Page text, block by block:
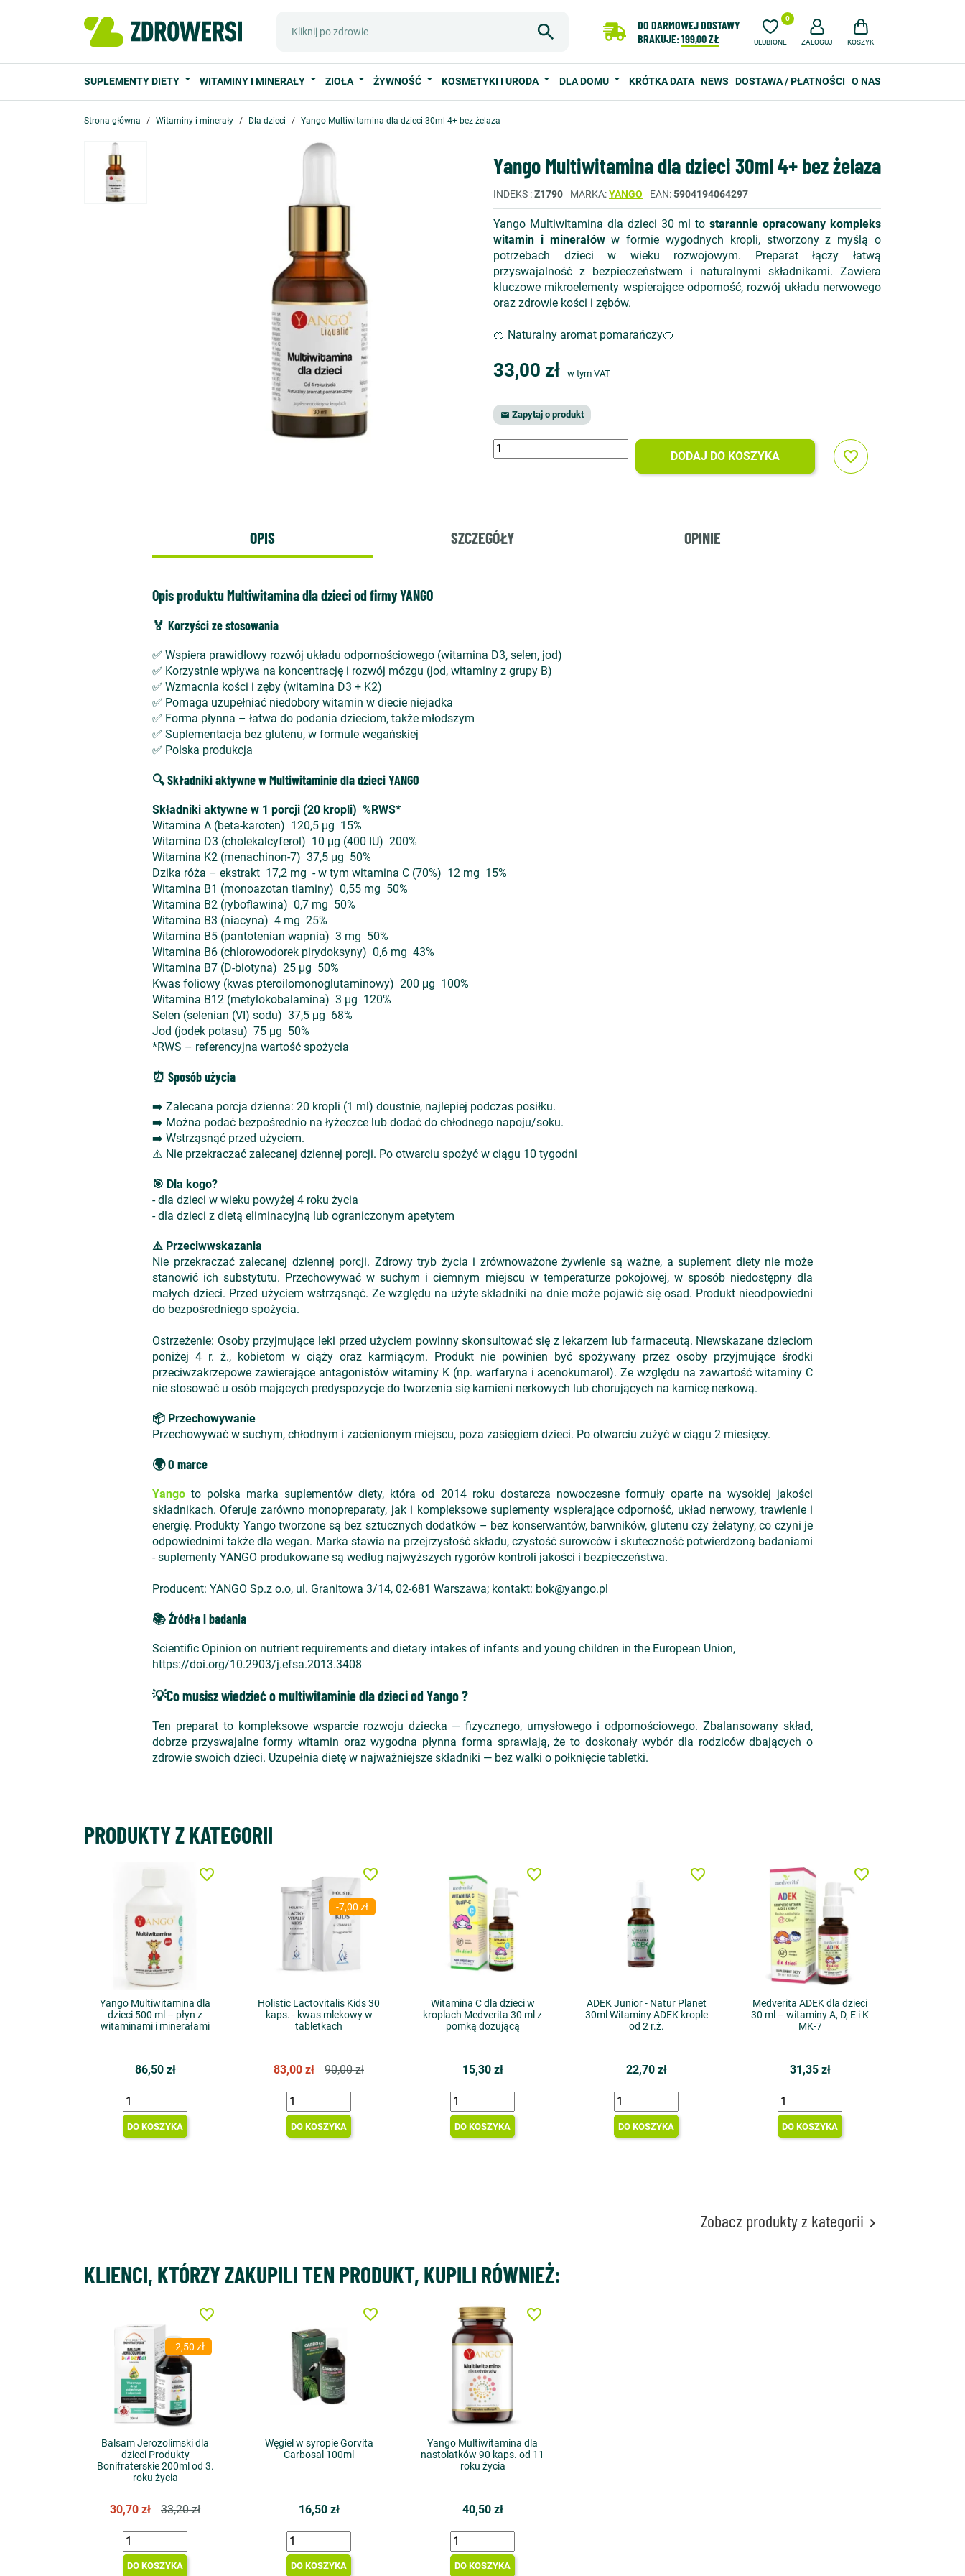
DO DARMOWEJ DOSTAWY
BRAKUJE:199,00 ZŁ ULUBIONE
0
ZALOGUJ KOSZYK
SUPLEMENTY DIETY WITAMINY I MINERAŁY ZIOŁA ŻYWNOŚĆ KOSMETYKI I URODA DLA DOMU KRÓTKA DATA NEWS DOSTAWA / PŁATNOŚCI O NAS
Strona główna Witaminy i minerały Dla dzieci Yango Multiwitamina dla dzieci 30ml 4+ bez żelaza
Yango Multiwitamina dla dzieci 30ml 4+ bez żelaza
INDEKS Z1790 MARKA YANGO EAN 5904194064297
Yango Multiwitamina dla dzieci 30 ml to starannie opracowany kompleks
witamin i minerałóww formie wygodnych kropli, stworzony z myślą o
potrzebach dzieci w wieku rozwojowym. Preparat łączy łatwą
przyswajalność z bezpieczeństwem i naturalnymi składnikami. Zawiera
kluczowe mikroelementy wspierające odporność, rozwój układu nerwowego
oraz zdrowie kości i zębów.
🍊 Naturalny aromat pomarańczy🍊
33,00 zł w tym VAT
 Zapytaj o produkt
DODAJ DO KOSZYKA favorite_border
OPIS SZCZEGÓŁY OPINIE
Opis produktu Multiwitamina dla dzieci od firmy YANGO
🏅 Korzyści ze stosowania
✅ Wspiera prawidłowy rozwój układu odpornościowego (witamina D3, selen, jod)
✅ Korzystnie wpływa na koncentrację i rozwój mózgu (jod, witaminy z grupy B)
✅ Wzmacnia kości i zęby (witamina D3 + K2)
✅ Pomaga uzupełniać niedobory witamin w diecie niejadka
✅ Forma płynna – łatwa do podania dzieciom, także młodszym
✅ Suplementacja bez glutenu, w formule wegańskiej
✅ Polska produkcja
🔍 Składniki aktywne w Multiwitaminie dla dzieci YANGO
Składniki aktywne w 1 porcji (20 kropli) %RWS*
Witamina A (beta-karoten) 120,5 μg 15%
Witamina D3 (cholekalcyferol) 10 μg (400 IU) 200%
Witamina K2 (menachinon-7) 37,5 μg 50%
Dzika róża – ekstrakt 17,2 mg - w tym witamina C (70%) 12 mg 15%
Witamina B1 (monoazotan tiaminy) 0,55 mg 50%
Witamina B2 (ryboflawina) 0,7 mg 50%
Witamina B3 (niacyna) 4 mg 25%
Witamina B5 (pantotenian wapnia) 3 mg 50%
Witamina B6 (chlorowodorek pirydoksyny) 0,6 mg 43%
Witamina B7 (D-biotyna) 25 μg 50%
Kwas foliowy (kwas pteroilomonoglutaminowy) 200 μg 100%
Witamina B12 (metylokobalamina) 3 μg 120%
Selen (selenian (VI) sodu) 37,5 μg 68%
Jod (jodek potasu) 75 μg 50%
*RWS – referencyjna wartość spożycia
⏰ Sposób użycia
➡️ Zalecana porcja dzienna: 20 kropli (1 ml) doustnie, najlepiej podczas posiłku.
➡️ Można podać bezpośrednio na łyżeczce lub dodać do chłodnego napoju/soku.
➡️ Wstrząsnąć przed użyciem.
⚠️ Nie przekraczać zalecanej dziennej porcji. Po otwarciu spożyć w ciągu 10 tygodni
🎯 Dla kogo?
- dla dzieci w wieku powyżej 4 roku życia
- dla dzieci z dietą eliminacyjną lub ograniczonym apetytem
⚠️ Przeciwwskazania
Nie przekraczać zalecanej dziennej porcji. Zdrowy tryb życia i zrównoważone żywienie są ważne, a suplement diety nie może
stanowić ich substytutu. Przechowywać w suchym i ciemnym miejscu w temperaturze pokojowej, w sposób niedostępny dla
małych dzieci. Przed użyciem wstrząsnąć. Ze względu na użyte składniki na dnie może pojawić się osad. Produkt nieodpowiedni
do bezpośredniego spożycia.
Ostrzeżenie: Osoby przyjmujące leki przed użyciem powinny skonsultować się z lekarzem lub farmaceutą. Niewskazane dzieciom
poniżej 4 r. ż., kobietom w ciąży oraz karmiącym. Produkt nie powinien być spożywany przez osoby przyjmujące środki
przeciwzakrzepowe zawierające antagonistów witaminy K (np. warfaryna i acenokumarol). Ze względu na zawartość witaminy C
nie stosować u osób mających predyspozycje do tworzenia się kamieni nerkowych lub chorujących na kamicę nerkową.
📦 Przechowywanie
Przechowywać w suchym, chłodnym i zacienionym miejscu, poza zasięgiem dzieci. Po otwarciu zużyć w ciągu 2 miesięcy.
🌍 O marce
Yango to polska marka suplementów diety, która od 2014 roku dostarcza nowoczesne formuły oparte na wysokiej jakości
składnikach. Oferuje zarówno monopreparaty, jak i kompleksowe suplementy wspierające odporność, układ nerwowy, trawienie i
energię. Produkty Yango tworzone są bez sztucznych dodatków – bez konserwantów, barwników, glutenu czy żelatyny, co czyni je
odpowiednimi także dla wegan. Marka stawia na przejrzystość składu, czystość surowców i skuteczność potwierdzoną badaniami
- suplementy YANGO produkowane są według najwyższych rygorów kontroli jakości i bezpieczeństwa.
Producent: YANGO Sp.z o.o, ul. Granitowa 3/14, 02-681 Warszawa; kontakt: bok@yango.pl
📚 Źródła i badania
Scientific Opinion on nutrient requirements and dietary intakes of infants and young children in the European Union,
https://doi.org/10.2903/j.efsa.2013.3408
💡Co musisz wiedzieć o multiwitaminie dla dzieci od Yango ?
Ten preparat to kompleksowe wsparcie rozwoju dziecka — fizycznego, umysłowego i odpornościowego. Zbalansowany skład,
dobrze przyswajalne formy witamin oraz wygodna płynna forma sprawiają, że to doskonały wybór dla rodziców dbających o
zdrowie swoich dzieci. Uzupełnia dietę w najważniejsze składniki — bez walki o połknięcie tabletki.
PRODUKTY Z KATEGORII
Yango Multiwitamina dla
dzieci 500 ml – płyn z
witaminami i minerałami
86,50 zł
DO KOSZYKA
favorite_border
-7,00 zł
Holistic Lactovitalis Kids 30
kaps. - kwas mlekowy w
tabletkach
83,00 zł 90,00 zł
DO KOSZYKA
favorite_border
Witamina C dla dzieci w
kroplach Medverita 30 ml z
pomką dozującą
15,30 zł
DO KOSZYKA
favorite_border
ADEK Junior - Natur Planet
30ml Witaminy ADEK krople
od 2 r.ż.
22,70 zł
DO KOSZYKA
favorite_border
Medverita ADEK dla dzieci
30 ml – witaminy A, D, E i K
MK-7
31,35 zł
DO KOSZYKA
favorite_border
Zobacz produkty z kategorii 
KLIENCI, KTÓRZY ZAKUPILI TEN PRODUKT, KUPILI RÓWNIEŻ:
-2,50 zł
Balsam Jerozolimski dla
dzieci Produkty
Bonifraterskie 200ml od 3.
roku życia
30,70 zł 33,20 zł
DO KOSZYKA
favorite_border
Węgiel w syropie Gorvita
Carbosal 100ml
16,50 zł
DO KOSZYKA
favorite_border
Yango Multiwitamina dla
nastolatków 90 kaps. od 11
roku życia
40,50 zł
DO KOSZYKA
favorite_border